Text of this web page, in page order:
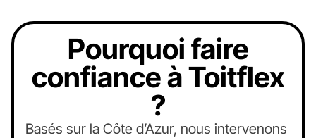
Pourquoi faire
confiance à Toitflex
?
Basés sur la Côte d’Azur, nous intervenons